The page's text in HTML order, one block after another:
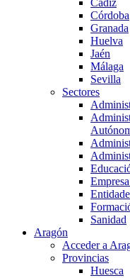
Cádiz
Córdoba
Granada
Huelva
Jaén
Málaga
Sevilla
Sectores
Sanidad
Aragón
Acceder a
Provincias
Huesca